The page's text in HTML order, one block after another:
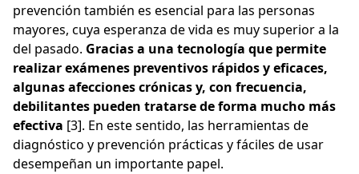
prevención también es esencial para las personas
mayores, cuya esperanza de vida es muy superior a la
del pasado. Gracias a una tecnología que permite
realizar exámenes preventivos rápidos y eficaces,
algunas afecciones crónicas y, con frecuencia,
debilitantes pueden tratarse de forma mucho más
efectiva [3]. En este sentido, las herramientas de
diagnóstico y prevención prácticas y fáciles de usar
desempeñan un importante papel.